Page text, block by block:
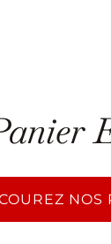
NOS